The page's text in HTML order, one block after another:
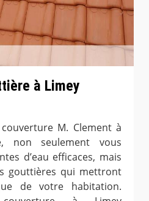
à Limey
M. Clement à
non seulement vous
d’eau efficaces, mais
gouttières qui mettront
de votre habitation.